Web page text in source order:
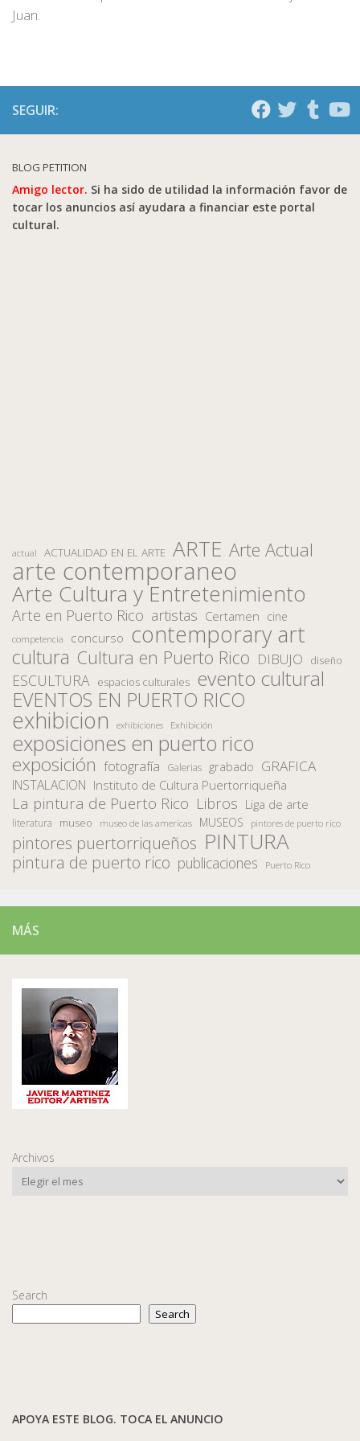
Juan.
SEGUIR:
BLOG PETITION
Amigo lector. Si ha sido de utilidad la información favor de
tocar los anuncios así ayudara a financiar este portal
cultural.
actual ACTUALIDAD EN EL ARTE ARTE Arte Actual
arte contemporaneo
Arte Cultura y Entretenimiento
Arte en Puerto Rico artistas Certamen cine
competencia concurso contemporary art
cultura Cultura en Puerto Rico DIBUJO diseño
ESCULTURA espacios culturales evento cultural
EVENTOS EN PUERTO RICO
exhibicion exhibiciones Exhibición
exposiciones en puerto rico
exposición fotografía Galerias grabado GRAFICA
INSTALACION Instituto de Cultura Puertorriqueña
La pintura de Puerto Rico Libros Liga de arte
literatura museo museo de las americas MUSEOS pintores de puerto rico
pintores puertorriqueños PINTURA
pintura de puerto rico publicaciones Puerto Rico
MÁS
Archivos
Search
Search
APOYA ESTE BLOG. TOCA EL ANUNCIO